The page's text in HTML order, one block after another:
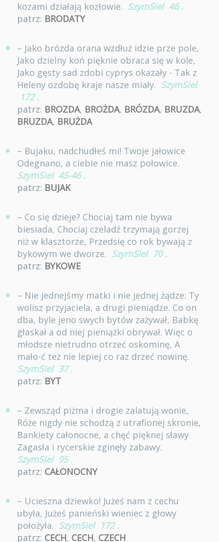
kozami działają kozłowie. SzymSiel 46 .
patrz: BRODATY
– Jako brózda orana wzdłuż idzie prze pole,
Jako dzielny koń pięknie obraca się w kole,
Jako gęsty sad zdobi cyprys okazały - Tak z
Heleny ozdobę kraje nasze miały. SzymSiel
172 .
patrz: BROZDA, BROŻDA, BRÓZDA, BRUZDA,
BRUZDA, BRUŻDA
– Bujaku, nadchudłeś mi! Twoje jałowice
Odegnano, a ciebie nie masz połowice.
SzymSiel 45-46 .
patrz: BUJAK
– Co się dzieje? Chociaj tam nie bywa
biesiada, Chociaj czeladź trzymają gorzej
niż w klasztorze, Przedsię co rok bywają z
bykowym we dworze. SzymSiel 70 .
patrz: BYKOWE
– Nie jednejśmy matki i nie jednej żądze: Ty
wolisz przyjaciela, a drugi pieniądze. Co on
dba, byle jeno swych bytów zażywał, Babkę
głaskał a od niej pieniążki obrywał. Więc o
młodsze nietrudno otrzeć oskominę, A
mało-ć też nie lepiej co raz drzeć nowinę.
SzymSiel 37 .
patrz: BYT
– Zewsząd piżma i drogie zalatują wonie,
Róże nigdy nie schodzą z utrafionej skronie,
Bankiety całonocne, a chęć pięknej sławy
Zagasła i rycerskie zginęły zabawy.
SzymSiel 95 .
patrz: CAŁONOCNY
– Ucieszna dziewko! Jużeś nam z cechu
ubyła, Jużeś panieński wieniec z głowy
położyła. SzymSiel 172 .
patrz: CECH, CECH, CZECH